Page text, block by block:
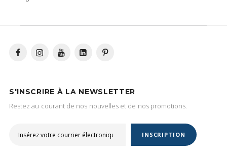
S'INSCRIRE À LA NEWSLETTER
Restez au courant de nos nouvelles et de nos promotions.
INSCRIPTION